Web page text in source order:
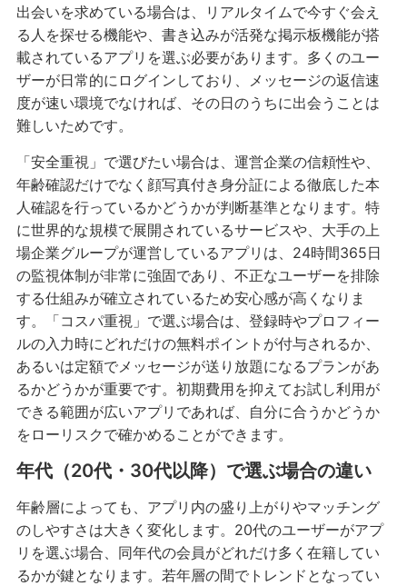
出会いを求めている場合は、リアルタイムで今すぐ会え
る人を探せる機能や、書き込みが活発な掲示板機能が搭
載されているアプリを選ぶ必要があります。多くのユー
ザーが日常的にログインしており、メッセージの返信速
度が速い環境でなければ、その日のうちに出会うことは
難しいためです。
「安全重視」で選びたい場合は、運営企業の信頼性や、
年齢確認だけでなく顔写真付き身分証による徹底した本
人確認を行っているかどうかが判断基準となります。特
に世界的な規模で展開されているサービスや、大手の上
場企業グループが運営しているアプリは、24時間365日
の監視体制が非常に強固であり、不正なユーザーを排除
する仕組みが確立されているため安心感が高くなりま
す。「コスパ重視」で選ぶ場合は、登録時やプロフィー
ルの入力時にどれだけの無料ポイントが付与されるか、
あるいは定額でメッセージが送り放題になるプランがあ
るかどうかが重要です。初期費用を抑えてお試し利用が
できる範囲が広いアプリであれば、自分に合うかどうか
をローリスクで確かめることができます。
年代（20代・30代以降）で選ぶ場合の違い
年齢層によっても、アプリ内の盛り上がりやマッチング
のしやすさは大きく変化します。20代のユーザーがアプ
リを選ぶ場合、同年代の会員がどれだけ多く在籍してい
るかが鍵となります。若年層の間でトレンドとなってい